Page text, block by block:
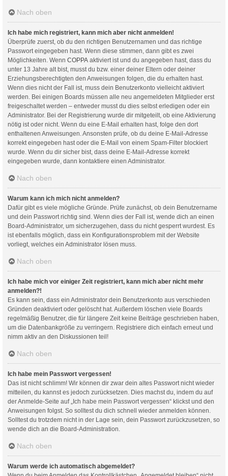
Nach oben
Ich habe mich registriert, kann mich aber nicht anmelden!
Überprüfe zuerst, ob du den richtigen Benutzernamen und das richtige
Passwort eingegeben hast. Wenn diese stimmen, dann gibt es zwei
Möglichkeiten. Wenn COPPA aktiviert ist und du angegeben hast, dass du
unter 13 Jahre alt bist, musst du bzw. einer deiner Eltern oder deiner
Erziehungsberechtigten den Anweisungen folgen, die du erhalten hast.
Wenn dies nicht der Fall ist, muss dein Benutzerkonto vielleicht aktiviert
werden. Bei einigen Boards müssen alle neu angemeldeten Mitglieder erst
freigeschaltet werden – entweder musst du dies selbst erledigen oder ein
Administrator. Bei der Registrierung wurde dir mitgeteilt, ob eine Aktivierung
nötig ist oder nicht. Wenn du eine E-Mail erhalten hast, folge den dort
enthaltenen Anweisungen. Ansonsten prüfe, ob du deine E-Mail-Adresse
korrekt eingegeben hast oder die E-Mail von einem Spam-Filter blockiert
wurde. Wenn du dir sicher bist, dass deine E-Mail-Adresse korrekt
eingegeben wurde, dann kontaktiere einen Administrator.
Nach oben
Warum kann ich mich nicht anmelden?
Dafür gibt es viele mögliche Gründe. Prüfe zunächst, ob dein Benutzername
und dein Passwort richtig sind. Wenn dies der Fall ist, wende dich an einen
Board-Administrator, um sicherzugehen, dass du nicht gesperrt wurdest. Es
ist ebenfalls möglich, dass ein Konfigurationsproblem mit der Website
vorliegt, welches ein Administrator lösen muss.
Nach oben
Ich habe mich vor einiger Zeit registriert, kann mich aber nicht mehr
anmelden?!
Es kann sein, dass ein Administrator dein Benutzerkonto aus verschieden
Gründen deaktiviert oder gelöscht hat. Außerdem löschen viele Boards
regelmäßig Benutzer, die für längere Zeit keine Beiträge geschrieben haben,
um die Datenbankgröße zu verringern. Registriere dich einfach erneut und
nimm aktiv an den Diskussionen teil!
Nach oben
Ich habe mein Passwort vergessen!
Das ist nicht schlimm! Wir können dir zwar dein altes Passwort nicht wieder
mitteilen, du kannst es jedoch zurücksetzen. Dies machst du, indem du auf
der Anmelde-Seite auf „Ich habe mein Passwort vergessen“ klickst und den
Anweisungen folgst. So solltest du dich schnell wieder anmelden können.
Solltest du trotzdem nicht in der Lage sein, dein Passwort zurückzusetzen, so
wende dich an die Board-Administration.
Nach oben
Warum werde ich automatisch abgemeldet?